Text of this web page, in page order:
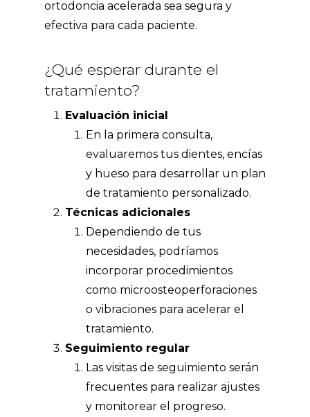
ortodoncia acelerada sea segura y
efectiva para cada paciente.
¿Qué esperar durante el
tratamiento?
Evaluación inicial
En la primera consulta,
evaluaremos tus dientes, encías
y hueso para desarrollar un plan
de tratamiento personalizado.
Técnicas adicionales
Dependiendo de tus
necesidades, podríamos
incorporar procedimientos
como microosteoperforaciones
o vibraciones para acelerar el
tratamiento.
Seguimiento regular
Las visitas de seguimiento serán
frecuentes para realizar ajustes
y monitorear el progreso.